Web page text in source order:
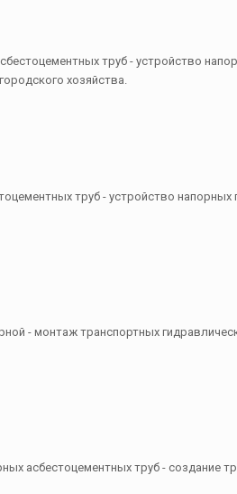
труб - устройство
хозяйства.
труб - устройство напорных
- монтаж транспортных
асбестоцементных труб - создание